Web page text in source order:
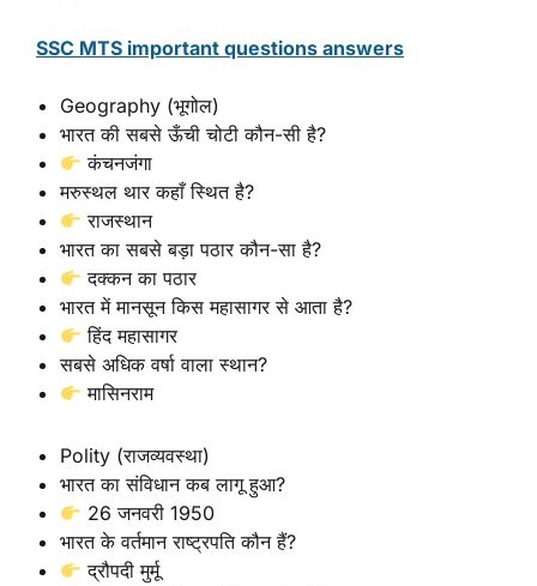
SSC MTS important questions answers
Geography (भूगोल)
भारत की सबसे ऊँची चोटी कौन-सी है?
कंचनजंगा
मरुस्थल थार कहाँ स्थित है?
राजस्थान
भारत का सबसे बड़ा पठार कौन-सा है?
दक्कन का पठार
भारत में मानसून किस महासागर से आता है?
हिंद महासागर
सबसे अधिक वर्षा वाला स्थान?
मासिनराम
Polity (राजव्यवस्था)
भारत का संविधान कब लागू हुआ?
26 जनवरी 1950
भारत के वर्तमान राष्ट्रपति कौन हैं?
द्रौपदी मुर्मू